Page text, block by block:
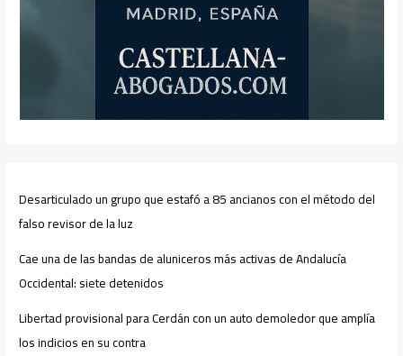
Desarticulado un grupo que estafó a 85 ancianos con el método del
falso revisor de la luz
Cae una de las bandas de aluniceros más activas de Andalucía
Occidental: siete detenidos
Libertad provisional para Cerdán con un auto demoledor que amplía
los indicios en su contra